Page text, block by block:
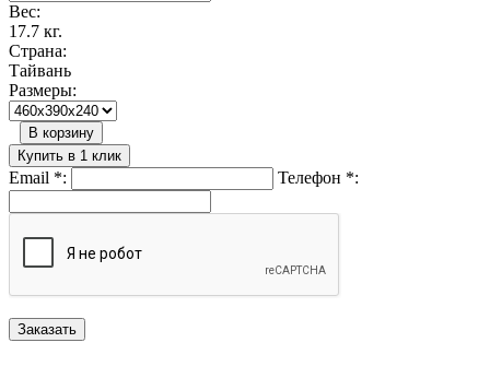
Вес:
17.7 кг.
Страна:
Тайвань
Размеры:
В корзину
Купить в 1 клик
Email *: Телефон *: